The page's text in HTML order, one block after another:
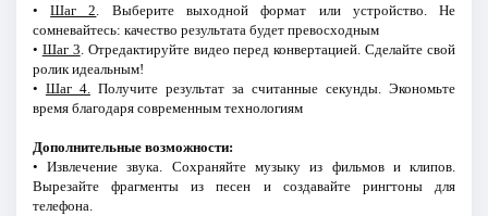
•Шаг 2. Выберите выходной формат или устройство. Не
сомневайтесь: качество результата будет превосходным
• Шаг 3. Отредактируйте видео перед конвертацией. Сделайте свой
ролик идеальным!
• Шаг 4.Получите результат за считанные секунды. Экономьте
время благодаря современным технологиям
Дополнительные возможности:
• Извлечение звука. Сохраняйте музыку из фильмов и клипов.
Вырезайте фрагменты из песен и создавайте рингтоны для
телефона.